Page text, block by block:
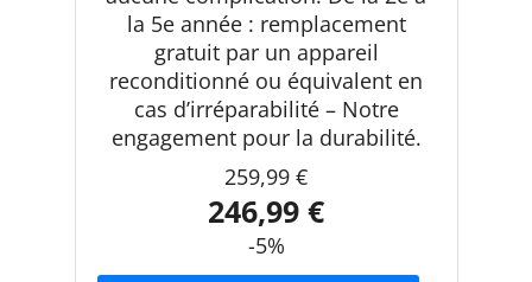
la 5e année : remplacement
gratuit par un appareil
reconditionné ou équivalent en
cas d’irréparabilité – Notre
engagement pour la durabilité.
259,99 €
246,99 €
-5%